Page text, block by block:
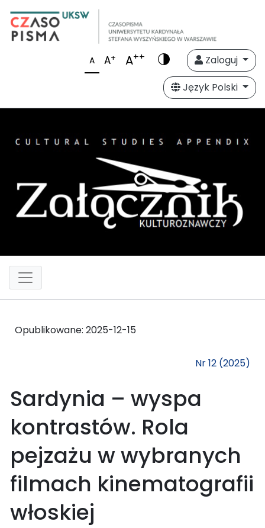
A A+ A++
Zaloguj
Język Polski
Opublikowane: 2025-12-15
Nr 12 (2025)
Sardynia – wyspa
kontrastów. Rola
pejzażu w wybranych
filmach kinematografii
włoskiej